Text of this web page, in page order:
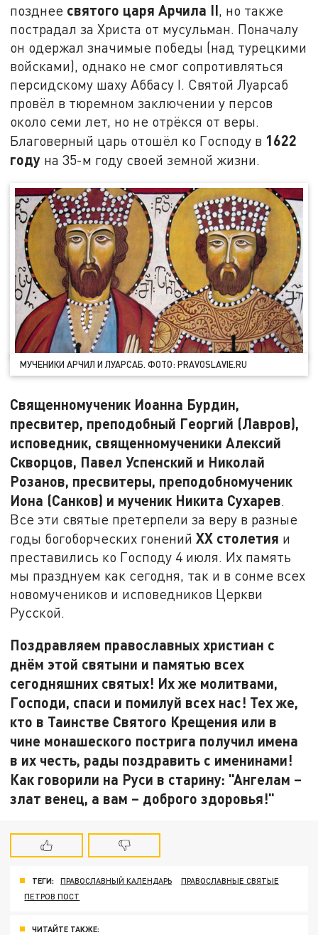
позднее святого царя Арчила II, но также
пострадал за Христа от мусульман. Поначалу
он одержал значимые победы (над турецкими
войсками), однако не смог сопротивляться
персидскому шаху Аббасу I. Святой Луарсаб
провёл в тюремном заключении у персов
около семи лет, но не отрёкся от веры.
Благоверный царь отошёл ко Господу в 1622
году на 35-м году своей земной жизни.
МУЧЕНИКИ АРЧИЛ И ЛУАРСАБ. ФОТО: PRAVOSLAVIE.RU
Священномученик Иоанна Бурдин,
пресвитер, преподобный Георгий (Лавров),
исповедник, священномученики Алексий
Скворцов, Павел Успенский и Николай
Розанов, пресвитеры, преподобномученик
Иона (Санков) и мученик Никита Сухарев.
Все эти святые претерпели за веру в разные
годы богоборческих гоненийXX столетия и
преставились ко Господу 4 июля. Их память
мы празднуем как сегодня, так и в сонме всех
новомучеников и исповедников Церкви
Русской.
Поздравляем православных христиан с
днём этой святыни и памятью всех
сегодняшних святых! Их же молитвами,
Господи, спаси и помилуй всех нас! Тех же,
кто в Таинстве Святого Крещения или в
чине монашеского пострига получил имена
в их честь, рады поздравить с именинами!
Как говорили на Руси в старину: "Ангелам –
злат венец, а вам – доброго здоровья!"
ТЕГИ: ПРАВОСЛАВНЫЙ КАЛЕНДАРЬ
ПРАВОСЛАВНЫЕ СВЯТЫЕ
ПЕТРОВ ПОСТ
ЧИТАЙТЕ ТАКЖЕ: